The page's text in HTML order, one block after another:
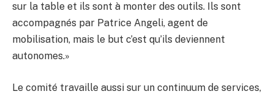
sur la table et ils sont à monter des outils. Ils sont
accompagnés par Patrice Angeli, agent de
mobilisation, mais le but c’est qu’ils deviennent
autonomes.»
Le comité travaille aussi sur un continuum de services,